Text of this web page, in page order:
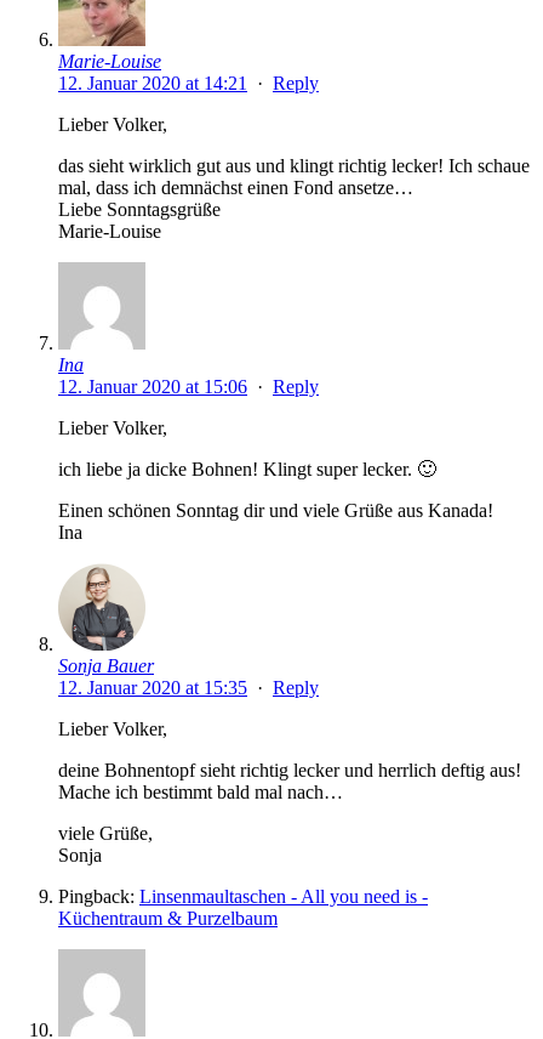
Marie-Louise
12. Januar 2020 at 14:21
· Reply
Lieber Volker,
das sieht wirklich gut aus und klingt richtig lecker! Ich schaue
mal, dass ich demnächst einen Fond ansetze…
Liebe Sonntagsgrüße
Marie-Louise
Ina
12. Januar 2020 at 15:06 · Reply
Lieber Volker,
ich liebe ja dicke Bohnen! Klingt super lecker. 🙂
Einen schönen Sonntag dir und viele Grüße aus Kanada!
Ina
Sonja Bauer
12. Januar 2020 at 15:35 · Reply
Lieber Volker,
deine Bohnentopf sieht richtig lecker und herrlich deftig aus!
Mache ich bestimmt bald mal nach…
viele Grüße,
Sonja
Pingback: Linsenmaultaschen - All you need is -
Küchentraum & Purzelbaum